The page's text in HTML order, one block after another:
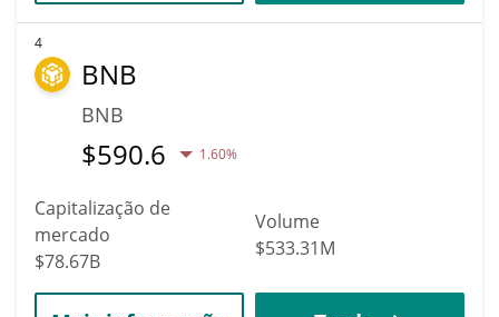
4
BNB
BNB
$590.6 1.60%
Capitalização de
mercado
$78.67B
Volume
$533.31M